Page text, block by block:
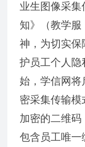
业生图像采集
知》（教学服
神，为切实保
护员工个人隐
始，学信网将
密采集传输
加密的二维
包含员工唯一